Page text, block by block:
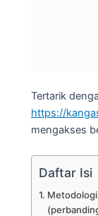
Tertarik
https://
mengakses
Daftar Isi
Metodologi